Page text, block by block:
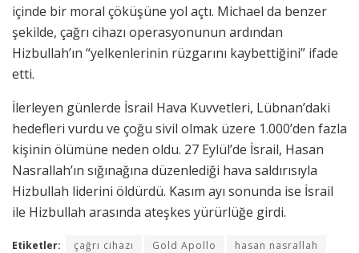
içinde bir moral çöküşüne yol açtı. Michael da benzer
şekilde, çağrı cihazı operasyonunun ardından
Hizbullah’ın “yelkenlerinin rüzgarını kaybettiğini” ifade
etti.
İlerleyen günlerde İsrail Hava Kuvvetleri, Lübnan’daki
hedefleri vurdu ve çoğu sivil olmak üzere 1.000’den fazla
kişinin ölümüne neden oldu. 27 Eylül’de İsrail, Hasan
Nasrallah’ın sığınağına düzenlediği hava saldırısıyla
Hizbullah liderini öldürdü. Kasım ayı sonunda ise İsrail
ile Hizbullah arasında ateşkes yürürlüğe girdi.
Etiketler: çağrı cihazı Gold Apollo
hasan nasrallah